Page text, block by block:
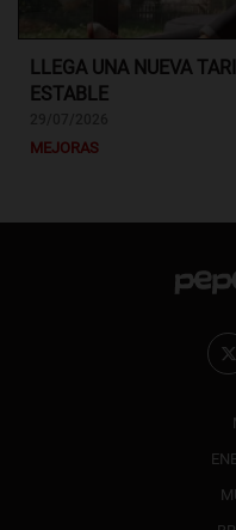
LLEGA UNA NUEVA
ESTABLE
MEJORAS